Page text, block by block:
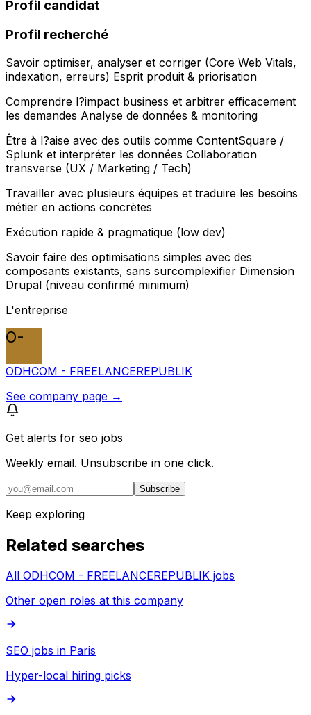
Profil candidat
Profil recherché
Savoir optimiser, analyser et corriger (Core Web Vitals,
indexation, erreurs) Esprit produit & priorisation
Comprendre l?impact business et arbitrer efficacement
les demandes Analyse de données & monitoring
Être à l?aise avec des outils comme ContentSquare /
Splunk et interpréter les données Collaboration
transverse (UX / Marketing / Tech)
Travailler avec plusieurs équipes et traduire les besoins
métier en actions concrètes
Exécution rapide & pragmatique (low dev)
Savoir faire des optimisations simples avec des
composants existants, sans surcomplexifier Dimension
Drupal (niveau confirmé minimum)
L'entreprise
O-
ODHCOM - FREELANCEREPUBLIK
See company page →
Get alerts for seo jobs
Weekly email. Unsubscribe in one click.
Subscribe
Keep exploring
Related searches
All ODHCOM - FREELANCEREPUBLIK jobs
Other open roles at this company
SEO jobs in Paris
Hyper-local hiring picks